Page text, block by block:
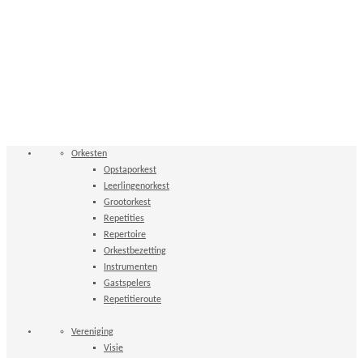
Orkesten
Opstaporkest
Leerlingenorkest
Grootorkest
Repetities
Repertoire
Orkestbezetting
Instrumenten
Gastspelers
Repetitieroute
Vereniging
Visie